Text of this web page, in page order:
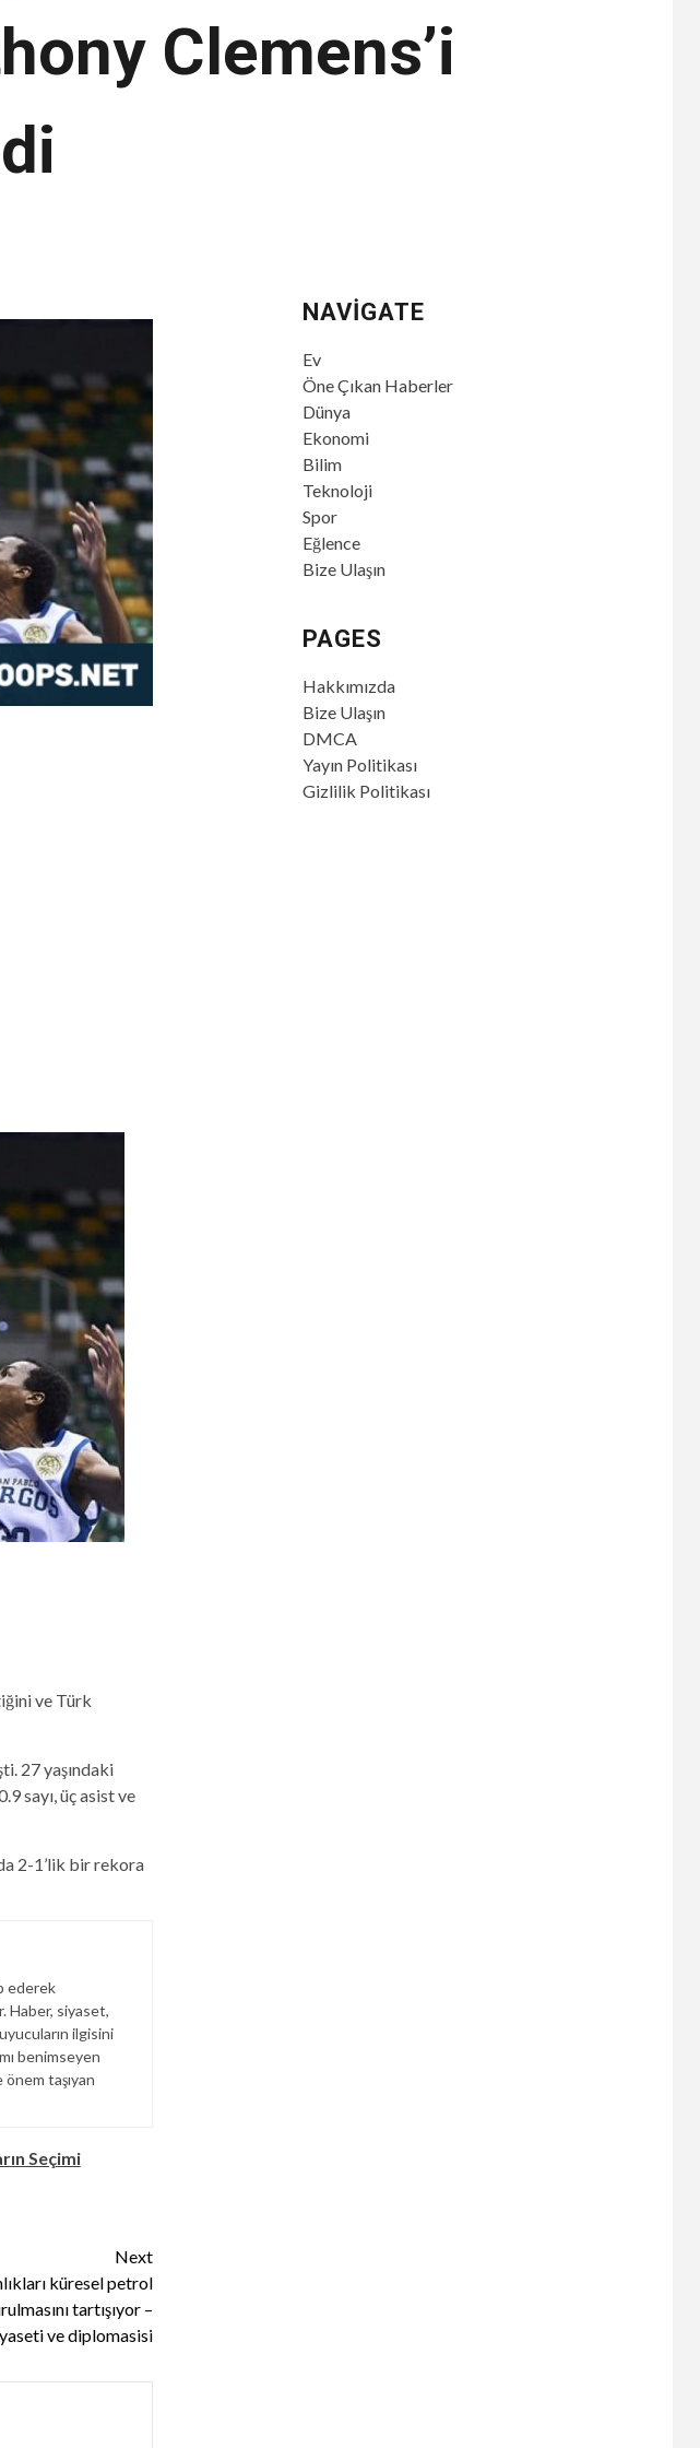
Clemens’i
ve Türk
27 yaşındaki
sayı, üç asist ve
2-1’lik bir rekora
ederek
Haber, siyaset,
ilgisini
benimseyen
taşıyan
Seçimi
Next
küresel petrol
tartışıyor –
ve diplomasisi
NAVIGATE
Ev
Öne Çıkan Haberler
Dünya
Ekonomi
Bilim
Teknoloji
Spor
Eğlence
Bize Ulaşın
PAGES
Hakkımızda
Bize Ulaşın
DMCA
Yayın Politikası
Gizlilik Politikası